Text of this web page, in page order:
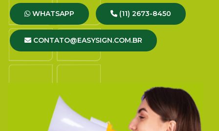
WHATSAPP (11) 2673-8450
CONTATO@EASYSIGN.COM.BR